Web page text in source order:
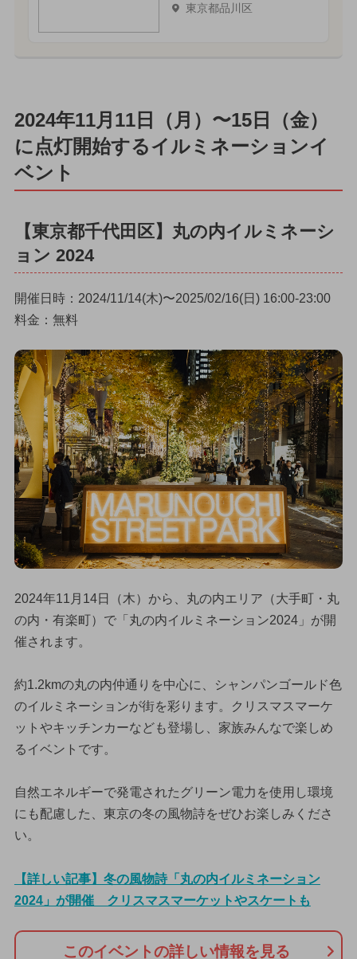
東京都品川区
2024年11月11日（月）〜15日（金）
に点灯開始するイルミネーションイ
ベント
【東京都千代田区】丸の内イルミネーシ
ョン 2024
開催日時：2024/11/14(木)〜2025/02/16(日) 16:00-23:00
料金：無料
2024年11月14日（木）から、丸の内エリア（大手町・丸
の内・有楽町）で「丸の内イルミネーション2024」が開
催されます。
約1.2kmの丸の内仲通りを中心に、シャンパンゴールド色
のイルミネーションが街を彩ります。クリスマスマーケ
ットやキッチンカーなども登場し、家族みんなで楽しめ
るイベントです。
自然エネルギーで発電されたグリーン電力を使用し環境
にも配慮した、東京の冬の風物詩をぜひお楽しみくださ
い。
【詳しい記事】冬の風物詩「丸の内イルミネーション
2024」が開催 クリスマスマーケットやスケートも
このイベントの詳しい情報を見る